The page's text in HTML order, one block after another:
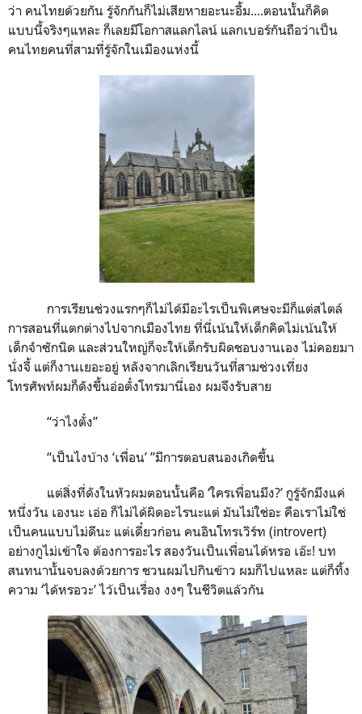
ว่า คนไทยด้วยกัน รู้จักกันก็ไม่เสียหายอะนะอื้ม....ตอนนั้นก็คิด
แบบนี้จริงๆแหละ ก็เลยมีโอกาสแลกไลน์ แลกเบอร์กันถือว่าเป็น
คนไทยคนที่สามที่รู้จักในเมืองแห่งนี้
การเรียนช่วงแรกๆก็ไม่ได้มีอะไรเป็นพิเศษจะมีก็แต่สไตล์
การสอนที่แตกต่างไปจากเมืองไทย ที่นี่เน้นให้เด็กคิดไม่เน้นให้
เด็กจำซักนิด และส่วนใหญ่ก็จะให้เด็กรับผิดชอบงานเอง ไม่คอยมา
นั่งจี้ แต่ก็งานเยอะอยู่ หลังจากเลิกเรียนวันที่สามช่วงเที่ยง
โทรศัพท์ผมก็ดังขึ้นอ่อตั๋งโทรมานี่เอง ผมจึงรับสาย
“ว่าไงตั๋ง”
“เป็นไงบ้าง ‘เพื่อน’ ”มีการตอบสนองเกิดขึ้น
แต่สิ่งที่ดังในหัวผมตอนนั้นคือ ‘ใครเพื่อนมึง?’ กูรู้จักมึงแค่
หนึ่งวัน เองนะ เอ่อ ก็ไม่ได้ผิดอะไรนะแต่ มันไม่ใช่อะ คือเราไม่ใช่
เป็นคนแบบไม่ดีนะ แต่เดี๋ยวก่อน คนอินโทรเวิร์ท (introvert)
อย่างกูไม่เข้าใจ ต้องการอะไร สองวันเป็นเพื่อนได้หรอ เอ๊ะ! บท
สนทนานั้นจบลงด้วยการ ชวนผมไปกินข้าว ผมก็ไปแหละ แต่ก็ทิ้ง
ความ ‘ได้หรอวะ’ไว้เป็นเรื่อง งงๆ ในชีวิตแล้วกัน